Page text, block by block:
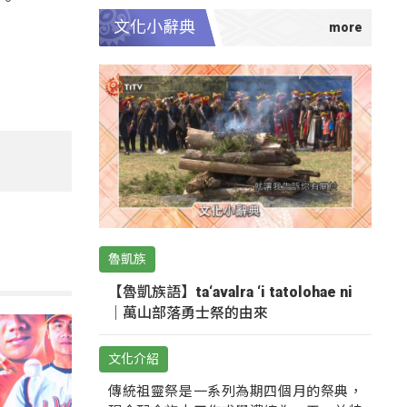
文化小辭典
魯凱族
【魯凱族語】ta‘avalra ‘i tatolohae ni
｜萬山部落勇士祭的由來
文化介紹
傳統祖靈祭是一系列為期四個月的祭典，